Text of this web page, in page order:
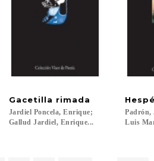
Gacetilla rimada
Jardiel Poncela, Enrique;
Gallud Jardiel, Enrique...
Padrón,
Luis